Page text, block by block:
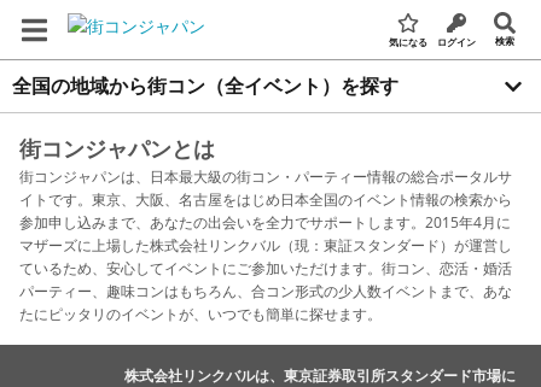
気になる ログイン 検索
全国の地域から街コン（全イベント）を探す
街コンジャパンとは
街コンジャパンは、日本最大級の街コン・パーティー情報の総合ポータルサ
イトです。東京、大阪、名古屋をはじめ日本全国のイベント情報の検索から
参加申し込みまで、あなたの出会いを全力でサポートします。2015年4月に
マザーズに上場した株式会社リンクバル（現：東証スタンダード）が運営し
ているため、安心してイベントにご参加いただけます。街コン、恋活・婚活
パーティー、趣味コンはもちろん、合コン形式の少人数イベントまで、あな
たにピッタリのイベントが、いつでも簡単に探せます。
株式会社リンクバルは、東京証券取引所スタンダード市場に